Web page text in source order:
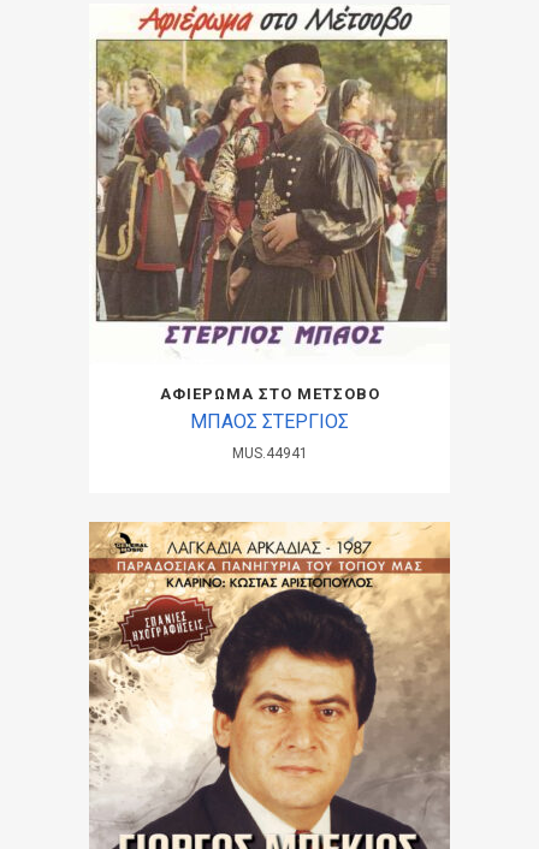
ΑΦΙΕΡΩΜΑ ΣΤΟ ΜΕΤΣΟΒΟ
ΜΠΑΟΣ ΣΤΕΡΓΙΟΣ
MUS.44941